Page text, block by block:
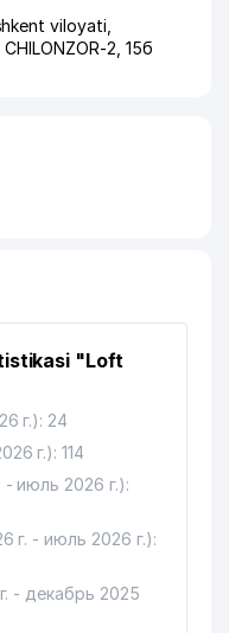
viloyati
2 , 15б
"Loft
г.): 24
г.): 114
июль 2026 г.):
г. - июль 2026 г.):
- декабрь 2025